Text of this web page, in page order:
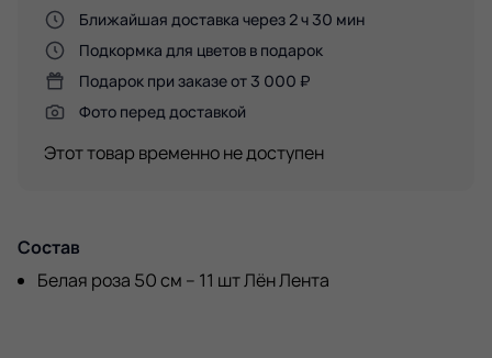
Ближайшая доставка через 2 ч 30 мин
Подкормка для цветов в подарок
Подарок при заказе от 3 000 ₽
Фото перед доставкой
Этот товар временно не доступен
Состав
Белая роза 50 см – 11 шт Лён Лента